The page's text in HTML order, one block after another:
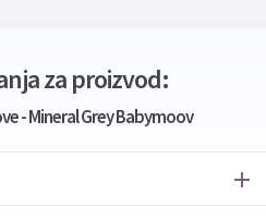
za proizvod:
- Mineral Grey Babymoov